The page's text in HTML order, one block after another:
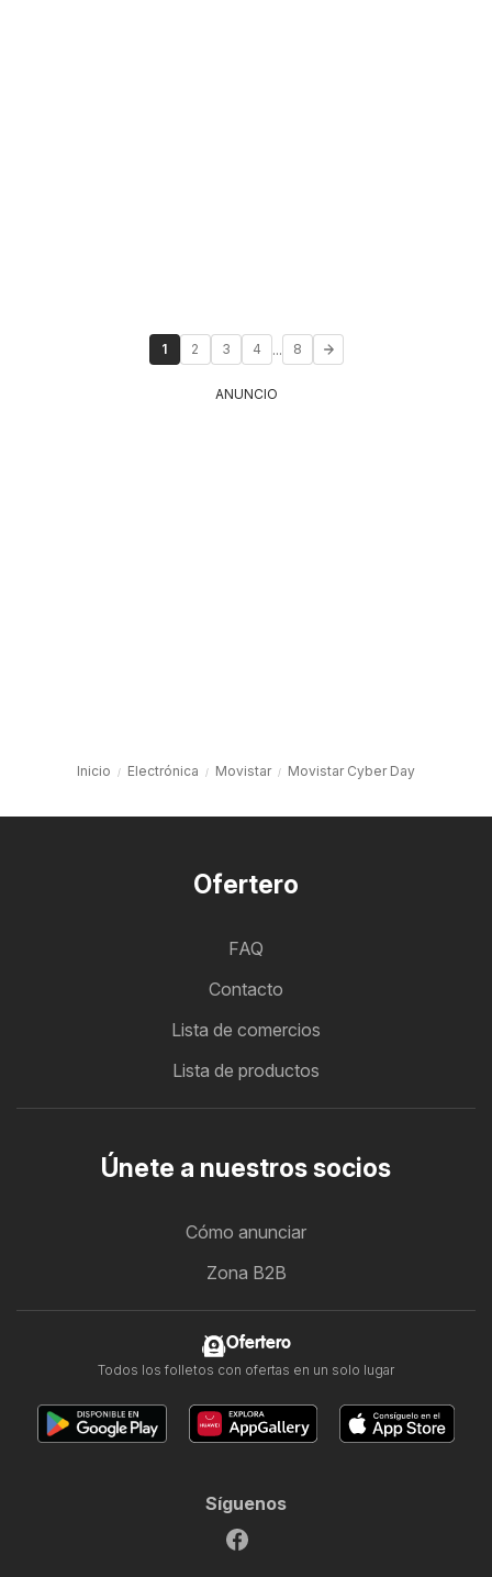
1 2 3 4 ... 8
ANUNCIO
Inicio Electrónica Movistar Movistar Cyber Day
Ofertero
FAQ
Contacto
Lista de comercios
Lista de productos
Únete a nuestros socios
Cómo anunciar
Zona B2B
Ofertero
Todos los folletos con ofertas en un solo lugar
Síguenos